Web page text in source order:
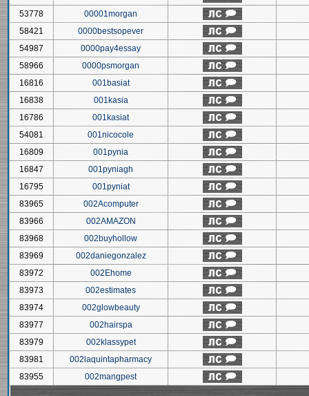
53778
00001morgan
58421
0000bestsopever
54987
0000pay4essay
58966
0000psmorgan
16816
001basiat
16838
001kasia
16786
001kasiat
54081
001nicocole
16809
001pynia
16847
001pyniagh
16795
001pyniat
83965
002Acomputer
83966
002AMAZON
83968
002buyhollow
83969
002daniegonzalez
83972
002Ehome
83973
002estimates
83974
002glowbeauty
83977
002hairspa
83979
002klassypet
83981
002laquintapharmacy
83955
002mangpest